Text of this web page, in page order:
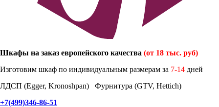
Шкафы на заказ европейского качества (от 18 тыс. руб)
Изготовим шкаф по индивидуальным размерам за 7-14 дней
ЛДСП (Egger, Kronoshpan) Фурнитура (GTV, Hettich)
+7(499)346-86-51